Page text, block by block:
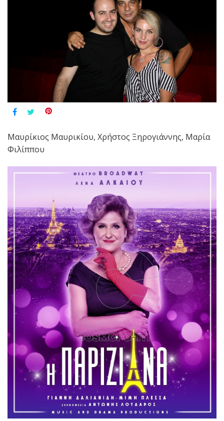
Μαυρίκιος Μαυρικίου, Χρήστος Ξηρογιάννης, Μαρία
Φιλίππου